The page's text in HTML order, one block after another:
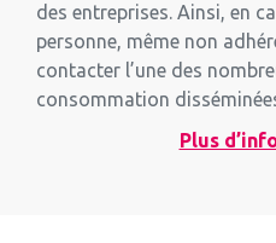
des entreprises. Ainsi, en
personne, même non
contacter l’une des
consommation
Plus